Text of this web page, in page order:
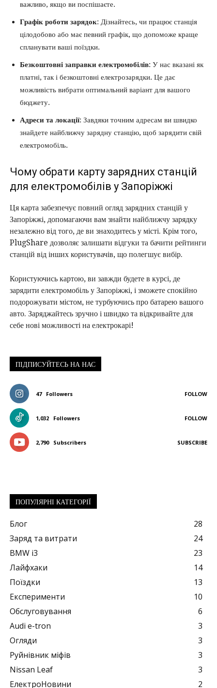
важливо, якщо ви поспішаєте.
Графік роботи зарядок: Дізнайтесь, чи працює станція
цілодобово або має певний графік, що допоможе краще
спланувати ваші поїздки.
Безкоштовні заправки електромобілів: У нас вказані як
платні, так і безкоштовні електрозарядки. Це дає
можливість вибрати оптимальний варіант для вашого
бюджету.
Адреси та локації: Завдяки точним адресам ви швидко
знайдете найближчу зарядну станцію, щоб зарядити свій
електромобіль.
Чому обрати карту зарядних станцій
для електромобілів у Запоріжжі
Ця карта забезпечує повний огляд зарядних станцій у
Запоріжжі, допомагаючи вам знайти найближчу зарядку
незалежно від того, де ви знаходитесь у місті. Крім того,
PlugShare дозволяє залишати відгуки та бачити рейтинги
станцій від інших користувачів, що полегшує вибір.
Користуючись картою, ви завжди будете в курсі, де
зарядити електромобіль у Запоріжжі, і зможете спокійно
подорожувати містом, не турбуючись про батарею вашого
авто. Заряджайтесь зручно і швидко та відкривайте для
себе нові можливості на електрокарі!
ПІДПИСУЙТЕСЬ НА НАС
47 Followers FOLLOW
1,032 Followers FOLLOW
2,790 Subscribers SUBSCRIBE
ПОПУЛЯРНІ КАТЕГОРІЇ
Блог
28
Заряд та витрати
24
BMW i3
23
Лайфхаки
14
Поїздки
13
Експерименти
10
Обслуговування
6
Audi e-tron
3
Огляди
3
Руйнівник міфів
3
Nissan Leaf
3
ЕлектроНовини
2